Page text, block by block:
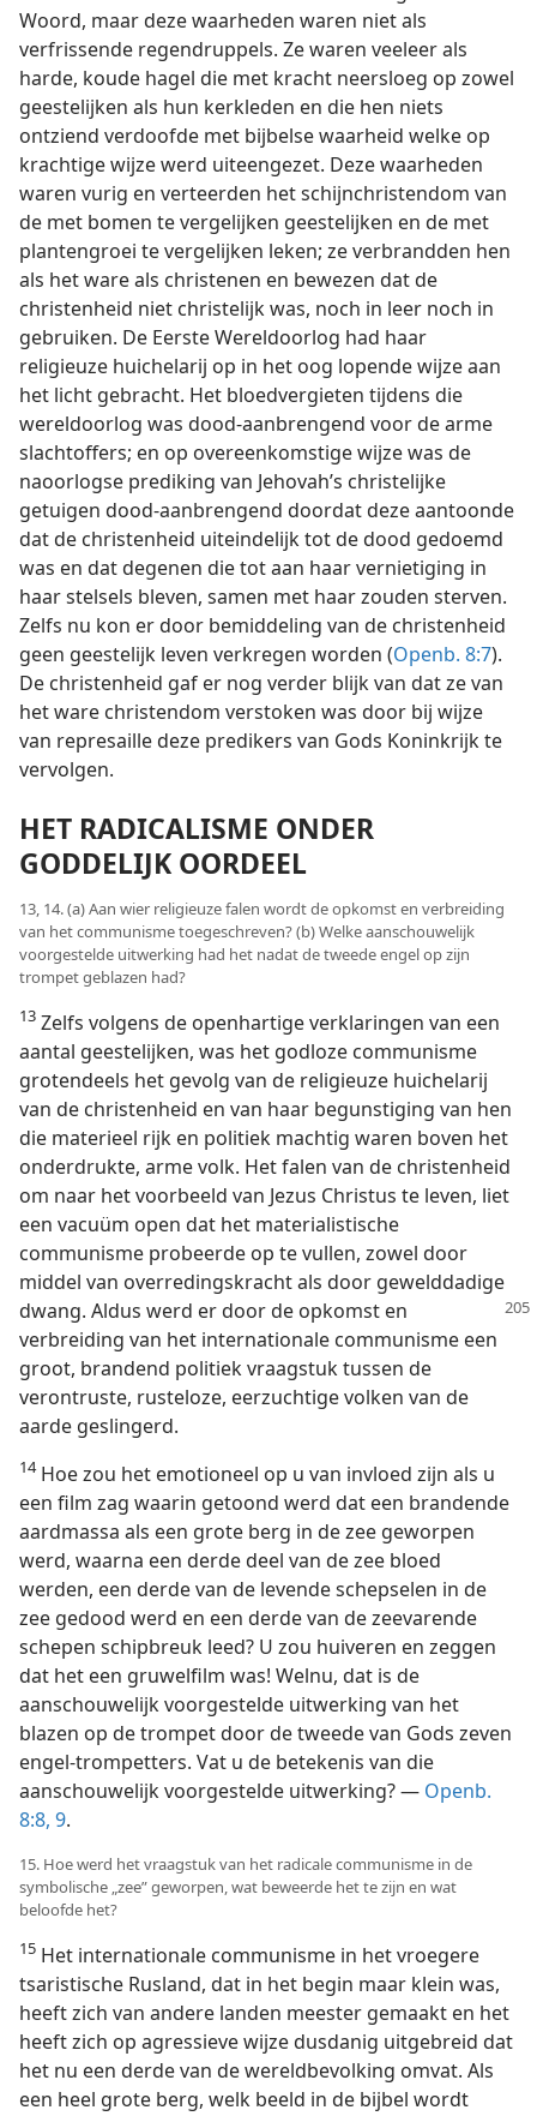
Woord, maar deze waarheden waren niet als
verfrissende regendruppels. Ze waren veeleer als
harde, koude hagel die met kracht neersloeg op zowel
geestelijken als hun kerkleden en die hen niets
ontziend verdoofde met bijbelse waarheid welke op
krachtige wijze werd uiteengezet. Deze waarheden
waren vurig en verteerden het schijnchristendom van
de met bomen te vergelijken geestelijken en de met
plantengroei te vergelijken leken; ze verbrandden hen
als het ware als christenen en bewezen dat de
christenheid niet christelijk was, noch in leer noch in
gebruiken. De Eerste Wereldoorlog had haar
religieuze huichelarij op in het oog lopende wijze aan
het licht gebracht. Het bloedvergieten tijdens die
wereldoorlog was dood-aanbrengend voor de arme
slachtoffers; en op overeenkomstige wijze was de
naoorlogse prediking van Jehovah’s christelijke
getuigen dood-aanbrengend doordat deze aantoonde
dat de christenheid uiteindelijk tot de dood gedoemd
was en dat degenen die tot aan haar vernietiging in
haar stelsels bleven, samen met haar zouden sterven.
Zelfs nu kon er door bemiddeling van de christenheid
geen geestelijk leven verkregen worden (Openb. 8:7).
De christenheid gaf er nog verder blijk van dat ze van
het ware christendom verstoken was door bij wijze
van represaille deze predikers van Gods Koninkrijk te
vervolgen.
HET RADICALISME ONDER
GODDELIJK OORDEEL
13, 14. (a) Aan wier religieuze falen wordt de opkomst en verbreiding
van het communisme toegeschreven? (b) Welke aanschouwelijk
voorgestelde uitwerking had het nadat de tweede engel op zijn
trompet geblazen had?
13 Zelfs volgens de openhartige verklaringen van een
aantal geestelijken, was het godloze communisme
grotendeels het gevolg van de religieuze huichelarij
van de christenheid en van haar begunstiging van hen
die materieel rijk en politiek machtig waren boven het
onderdrukte, arme volk. Het falen van de christenheid
om naar het voorbeeld van Jezus Christus te leven, liet
een vacuüm open dat het materialistische
communisme probeerde op te vullen, zowel door
middel van overredingskracht als door gewelddadige
dwang. Aldus werd er door de opkomst en
verbreiding van het internationale communisme een
groot, brandend politiek vraagstuk tussen de
verontruste, rusteloze, eerzuchtige volken van de
aarde geslingerd.
14Hoe zou het emotioneel op u van invloed zijn als u
een film zag waarin getoond werd dat een brandende
aardmassa als een grote berg in de zee geworpen
werd, waarna een derde deel van de zee bloed
werden, een derde van de levende schepselen in de
zee gedood werd en een derde van de zeevarende
schepen schipbreuk leed? U zou huiveren en zeggen
dat het een gruwelfilm was! Welnu, dat is de
aanschouwelijk voorgestelde uitwerking van het
blazen op de trompet door de tweede van Gods zeven
engel-trompetters. Vat u de betekenis van die
aanschouwelijk voorgestelde uitwerking? — Openb.
8:8, 9.
15. Hoe werd het vraagstuk van het radicale communisme in de
symbolische „zee” geworpen, wat beweerde het te zijn en wat
beloofde het?
15 Het internationale communisme in het vroegere
tsaristische Rusland, dat in het begin maar klein was,
heeft zich van andere landen meester gemaakt en het
heeft zich op agressieve wijze dusdanig uitgebreid dat
het nu een derde van de wereldbevolking omvat. Als
een heel grote berg, welk beeld in de bijbel wordt